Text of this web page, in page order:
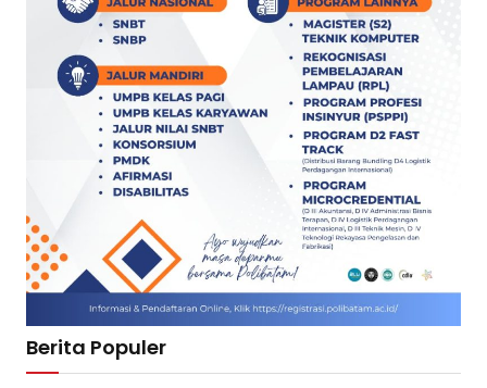
Berita Populer